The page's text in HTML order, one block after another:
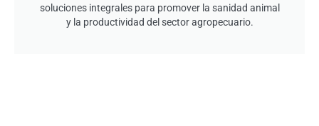
soluciones integrales para promover la sanidad animal
y la productividad del sector agropecuario.